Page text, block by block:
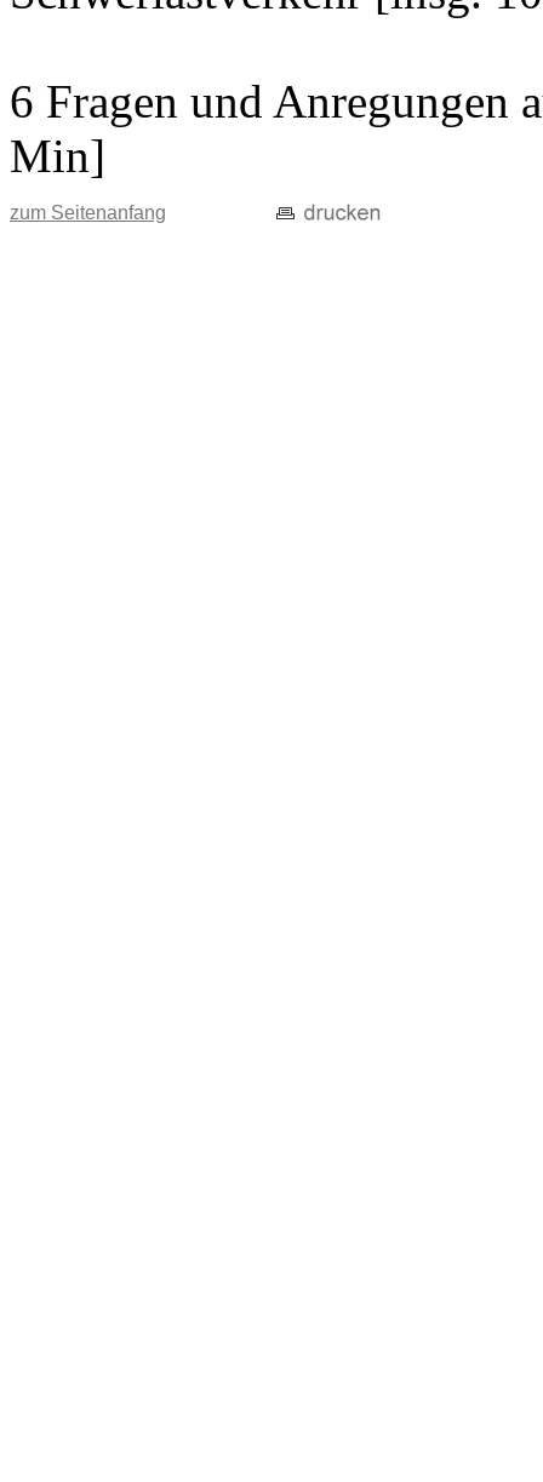
6 Fragen und Anregungen
Min]
zum Seitenanfang